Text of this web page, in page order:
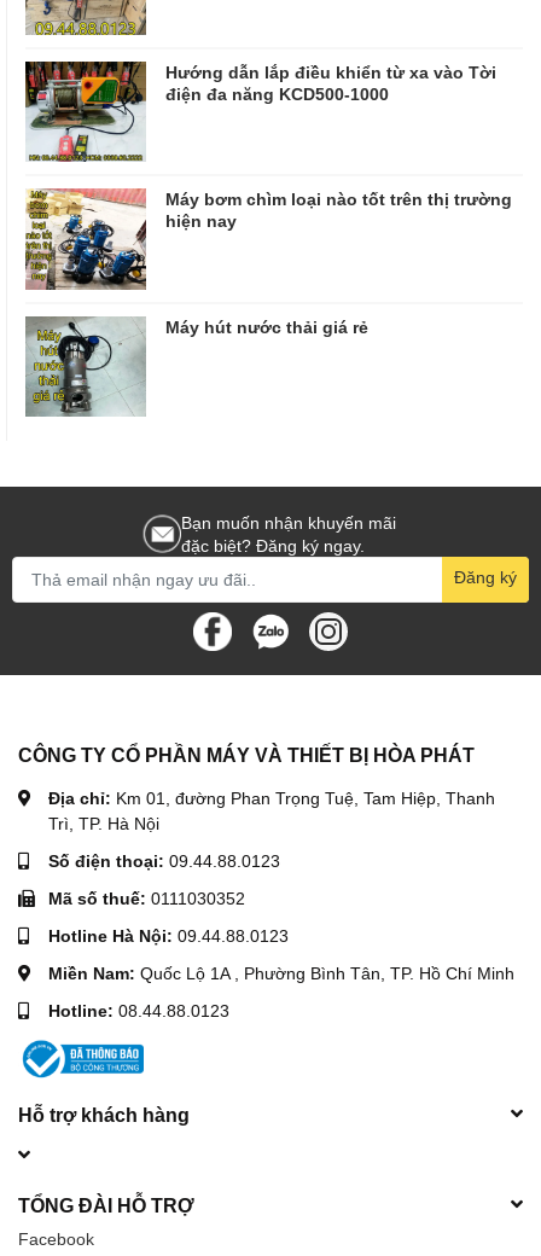
Hướng dẫn lắp điều khiển từ xa vào Tời
điện đa năng KCD500-1000
Máy bơm chìm loại nào tốt trên thị trường
hiện nay
Máy hút nước thải giá rẻ
Bạn muốn nhận khuyến mãi
đặc biệt? Đăng ký ngay.
Đăng ký
CÔNG TY CỔ PHẦN MÁY VÀ THIẾT BỊ HÒA PHÁT
Địa chỉ: Km 01, đường Phan Trọng Tuệ, Tam Hiệp, Thanh
Trì, TP. Hà Nội
Số điện thoại: 09.44.88.0123
Mã số thuế: 0111030352
Hotline Hà Nội: 09.44.88.0123
Miền Nam: Quốc Lộ 1A , Phường Bình Tân, TP. Hồ Chí Minh
Hotline: 08.44.88.0123
Hỗ trợ khách hàng
TỔNG ĐÀI HỖ TRỢ
Facebook